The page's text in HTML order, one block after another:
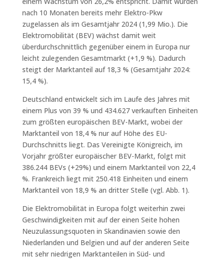
nach 10 Monaten bereits mehr Elektro-Pkw
zugelassen als im Gesamtjahr 2024 (1,99 Mio.). Die
Elektromobilität (BEV) wächst damit weit
überdurchschnittlich gegenüber einem in Europa nur
leicht zulegenden Gesamtmarkt (+1,9 %). Dadurch
steigt der Marktanteil auf 18,3 % (Gesamtjahr 2024:
15,4 %).
Deutschland entwickelt sich im Laufe des Jahres mit
einem Plus von 39 % und 434.627 verkauften Einheiten
zum größten europäischen BEV-Markt, wobei der
Marktanteil von 18,4 % nur auf Höhe des EU-
Durchschnitts liegt. Das Vereinigte Königreich, im
Vorjahr größter europäischer BEV-Markt, folgt mit
386.244 BEVs (+29%) und einem Marktanteil von 22,4
%. Frankreich liegt mit 250.418 Einheiten und einem
Marktanteil von 18,9 % an dritter Stelle (vgl. Abb. 1).
Die Elektromobilität in Europa folgt weiterhin zwei
Geschwindigkeiten mit auf der einen Seite hohen
Neuzulassungsquoten in Skandinavien sowie den
Niederlanden und Belgien und auf der anderen Seite
mit sehr niedrigen Marktanteilen in Süd- und